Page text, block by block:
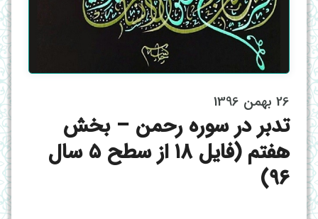
26 بهمن 1396
تدبر در سوره رحمن – بخش
هفتم (فایل ۱8 از سطح ۵ سال
۹۶)